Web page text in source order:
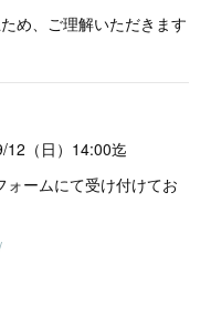
め、ご理解いただきます
12（日）14:00迄
ームにて受け付けてお